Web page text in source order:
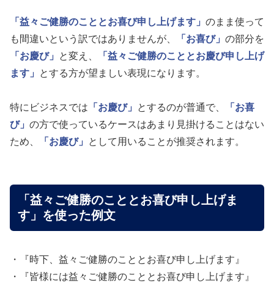
「益々ご健勝のこととお喜び申し上げます」 のまま使って
も間違いという訳ではありませんが、
「お喜び」 の部分を
「お慶び」
と変え、
「益々ご健勝のこととお慶び申し上げ
ます」
とする方が望ましい表現になります。
特にビジネスでは 「お慶び」 とするのが普通で、
「お喜
び」 の方で使っているケースはあまり見掛けることはない
ため、
「お慶び」 として用いることが推奨されます。
「益々ご健勝のこととお喜び申し上げま
す」を使った例文
・『時下、益々ご健勝のこととお喜び申し上げます』
・『皆様には益々ご健勝のこととお喜び申し上げます』